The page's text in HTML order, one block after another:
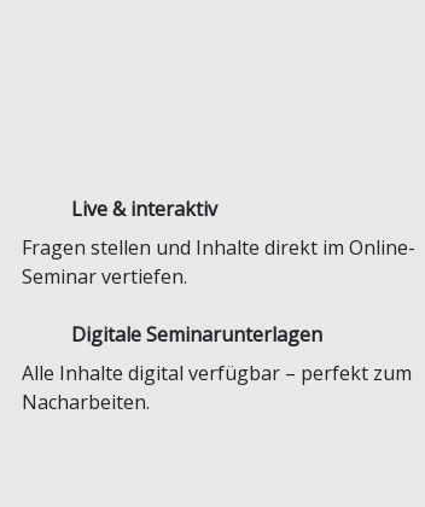
Live & interaktiv
Fragen stellen und Inhalte direkt im Online-
Seminar vertiefen.
Digitale Seminar­unterlagen
Alle Inhalte digital verfügbar – perfekt zum
Nacharbeiten.